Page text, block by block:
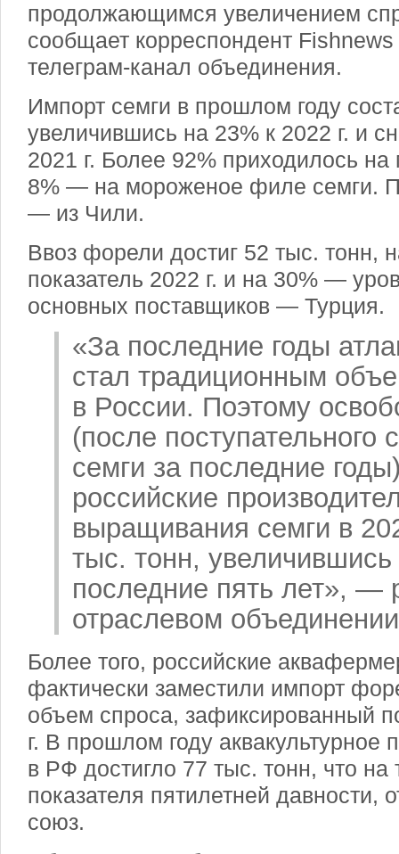
продолжающимся увеличением
сообщает корреспондент
телеграм-канал объединения.
Импорт семги в прошлом году
увеличившись на 23% к 2022 г. и
2021 г. Более 92% приходилось
8% — на мороженое филе семги.
— из Чили.
Ввоз форели достиг 52 тыс. тонн,
показатель 2022 г. и на 30% —
основных поставщиков — Турция.
«За последние годы
стал традиционным
в России. Поэтому
(после поступательного
семги за последние
российские
выращивания семги в
тыс. тонн, увеличившись
последние пять лет», —
отраслевом
Более того, российские
фактически заместили импорт
объем спроса, зафиксированный
г. В прошлом году аквакультурное
в РФ достигло 77 тыс. тонн, что на
показателя пятилетней давности,
союз.